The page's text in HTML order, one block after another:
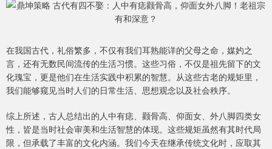
在我国古代，礼俗繁多，不仅有我们耳熟能详的父母之命，媒妁之
言，还有无数民间流传的生活习惯。这些习俗，不仅是祖先留下的文
化瑰宝，更是他们在生活实践中积累的智慧。从这些古老的规矩里，
我们能够窥见当时人们的日常生活、思想观念以及社会秩序。
综上所述，古人总结出的人中有痣、颧骨高、仰面女、外八脚四类女
性，皆是当时社会审美和生活智慧的体现。这些规矩虽然有其时代局
限，但承载了丰富的文化内涵。我们今天在继承传统文化时，应取其